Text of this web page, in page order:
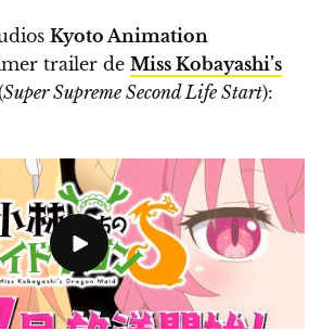
Kyoto Animation
trailer de Miss Kobayashi’s
Super Supreme Second Life Start):